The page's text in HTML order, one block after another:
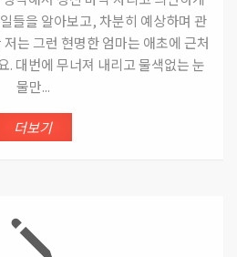
들을 알아보고, 차분히 예상하며 관
는 그런 현명한 엄마는 애초에 근처
. 대번에 무너져 내리고 물색없는 눈
물만...
더보기